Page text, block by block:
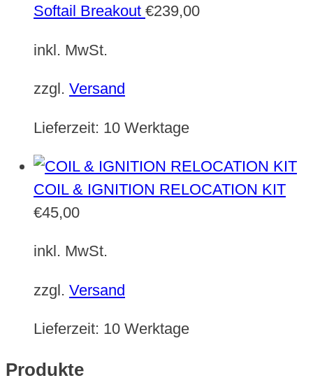
Softail Breakout €239,00
inkl. MwSt.
zzgl. Versand
Lieferzeit: 10 Werktage
COIL & IGNITION RELOCATION KIT
€45,00
inkl. MwSt.
zzgl. Versand
Lieferzeit: 10 Werktage
Produkte